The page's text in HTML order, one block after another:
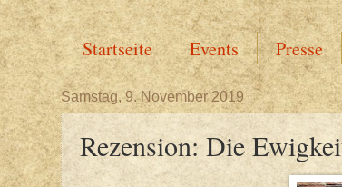
Startseite Events Presse
Samstag, 9. November 2019
Rezension: Die